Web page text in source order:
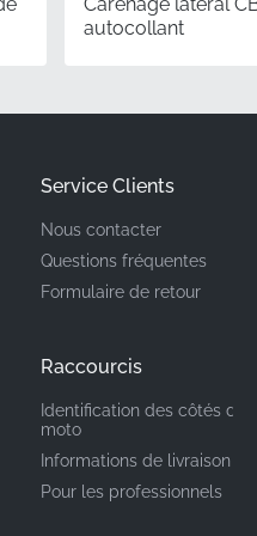
autocollant
Service Clients
Nous contacter
Questions fréquentes
Formulaire de retour
Raccourcis
Identification des côtés de
moto
Informations de livraison
Pour les professionnels